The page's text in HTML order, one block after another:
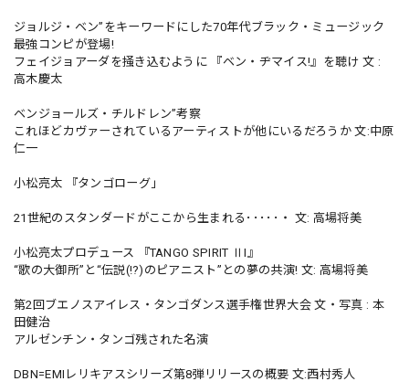
ジョルジ・ベン”をキーワードにした70年代ブラック・ミュージック
最強コンピが登場!
フェイジョアーダを掻き込むように 『ベン・ヂマイス!』を聴け 文 :
高木慶太
ベンジョールズ・チルドレン”考察
これほどカヴァーされているアーティストが他にいるだろうか 文:中原
仁一
小松亮太 『タンゴローグ」
21世紀のスタンダードがここから生まれる･････・ 文: 高場将美
小松亮太プロデュース 『TANGO SPIRIT ⅡI』
“歌の大御所”と“伝説(!?)のピアニスト”との夢の共演! 文: 高場将美
第2回ブエノスアイレス・タンゴダンス選手権世界大会 文・写真 : 本
田健治
アルゼンチン・タンゴ残された名演
DBN=EMIレリキアスシリーズ第8弾リリースの概要 文:西村秀人